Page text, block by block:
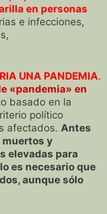
en personas
e infecciones,
UNA PANDEMIA.
«pandemia» en
basado en la
político
afectados. Antes
muertos y
elevadas para
es necesario que
aunque sólo